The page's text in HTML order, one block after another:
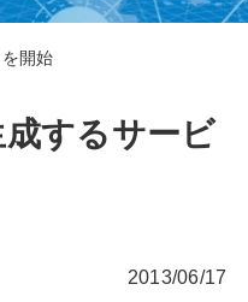
開始
するサービ
2013/06/17